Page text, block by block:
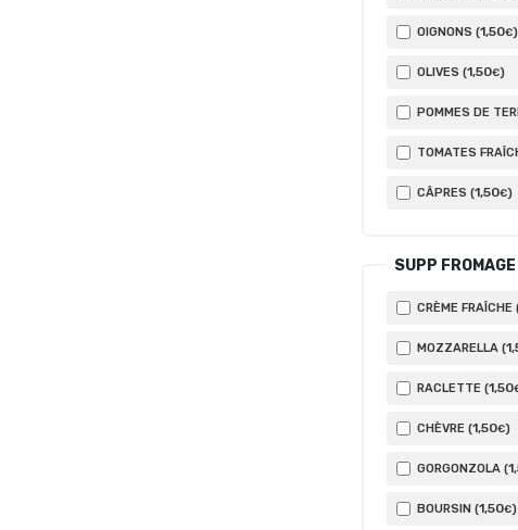
OIGNONS (1,50€)
OLIVES (1,50€)
POMMES DE
TOMATES
CÂPRES (1,50€)
SUPP FROMAGE
CRÈME FRAÎCHE
MOZZARELLA (1
RACLETTE (1,50
CHÈVRE (1,50€)
GORGONZOLA (1
BOURSIN (1,50€)